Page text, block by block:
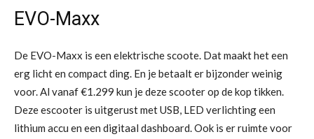
EVO-Maxx
De EVO-Maxx is een elektrische scoote. Dat maakt het een
erg licht en compact ding. En je betaalt er bijzonder weinig
voor. Al vanaf €1.299 kun je deze scooter op de kop tikken.
Deze escooter is uitgerust met USB, LED verlichting een
lithium accu en een digitaal dashboard. Ook is er ruimte voor